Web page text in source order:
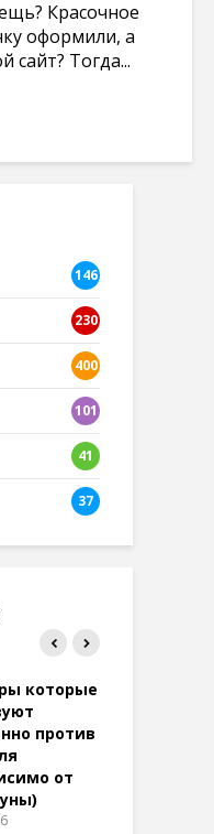
Красочное
оформили, а
сайт? Тогда...
146
230
400
101
8
41
37
которые
против
от